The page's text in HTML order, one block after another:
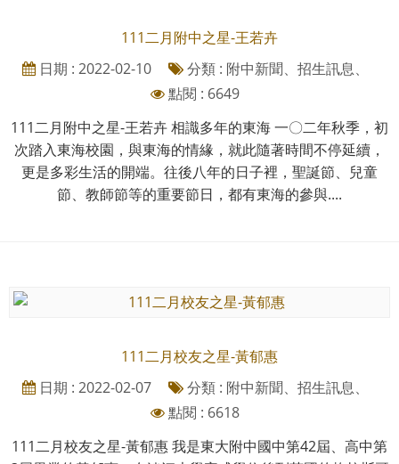
111二月附中之星-王若卉
日期 : 2022-02-10
分類 : 附中新聞、招生訊息、
點閱 : 6649
111二月附中之星-王若卉 相識多年的東海 一〇二年秋季，初
次踏入東海校園，與東海的情緣，就此隨著時間不停延續，
更是多彩生活的開端。往後八年的日子裡，聖誕節、兒童
節、教師節等的重要節日，都有東海的參與....
111二月校友之星-黃郁惠
日期 : 2022-02-07
分類 : 附中新聞、招生訊息、
點閱 : 6618
111二月校友之星-黃郁惠 我是東大附中國中第42屆、高中第